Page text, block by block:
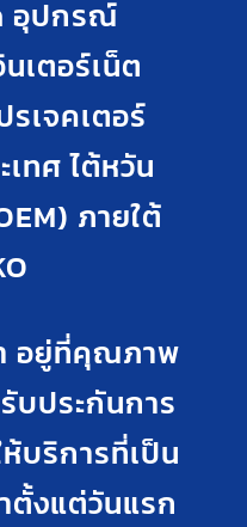
อุปกรณ์
ตอร์เน็ต
เจคเตอร์
เทศ ไต้หวัน
ภายใต้
อยู่ที่คุณภาพ
บประกันการ
บริการที่เป็น
งแต่วันแรก